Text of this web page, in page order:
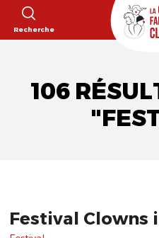
Recherche
106
Festival Clowns